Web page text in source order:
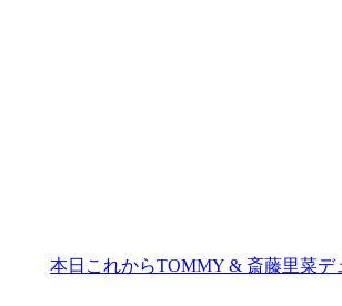
本日これからTOMMY & 斎藤里菜デ